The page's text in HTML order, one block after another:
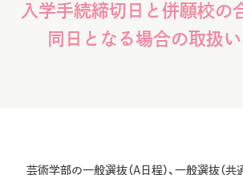
入学手続締切日と併願校の
同日となる場合の取扱
芸術学部の一般選抜（A日程）、一般選抜（